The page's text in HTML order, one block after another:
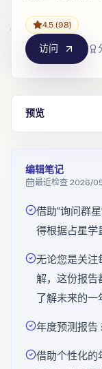
4.5 (98)
访问
预览
编辑笔记
最近检查 2026/
借助“询问群
得根据占星学
无论您是关注
解，这份报告
了解未来的一
年度预测报告
借助个性化的